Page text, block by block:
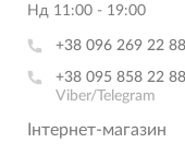
Нд 11:00 - 19:00
+38 096 269 22 88
+38 095 858 22 88
Viber/Telegram
Інтернет-магазин